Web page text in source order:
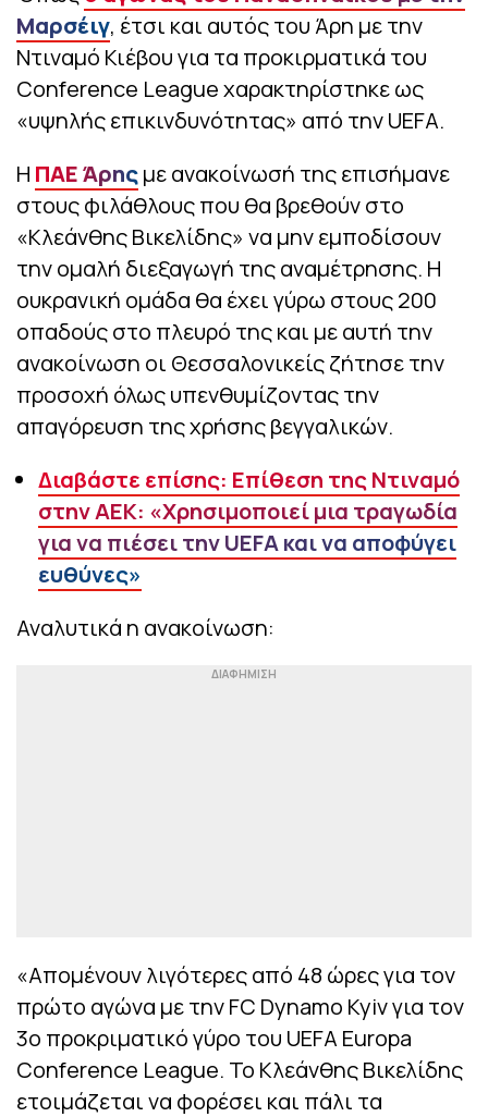
Μαρσέιγ, έτσι και αυτός του Άρη με την
Ντιναμό Κιέβου για τα προκιρματικά του
Conference League χαρακτηρίστηκε ως
«υψηλής επικινδυνότητας» από την UEFA.
Η ΠΑΕ Άρηςμε ανακοίνωσή της επισήμανε
στους φιλάθλους που θα βρεθούν στο
«Κλεάνθης Βικελίδης» να μην εμποδίσουν
την ομαλή διεξαγωγή της αναμέτρησης. Η
ουκρανική ομάδα θα έχει γύρω στους 200
οπαδούς στο πλευρό της και με αυτή την
ανακοίνωση οι Θεσσαλονικείς ζήτησε την
προσοχή όλως υπενθυμίζοντας την
απαγόρευση της χρήσης βεγγαλικών.
Διαβάστε επίσης: Επίθεση της Ντιναμό
στην ΑΕΚ: «Χρησιμοποιεί μια τραγωδία
για να πιέσει την UEFA και να αποφύγει
ευθύνες»
Αναλυτικά η ανακοίνωση:
«Απομένουν λιγότερες από 48 ώρες για τον
πρώτο αγώνα με την FC Dynamo Kyiv για τον
3ο προκριματικό γύρο του UEFA Europa
Conference League. Το Κλεάνθης Βικελίδης
ετοιμάζεται να φορέσει και πάλι τα